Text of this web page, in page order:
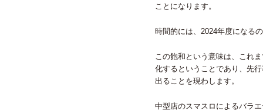
ことになります。
時間的には、2024年度になる
この飽和という意味は、これ
化するということであり、先
出ることを現わします。
中型店のスマスロによるバラ